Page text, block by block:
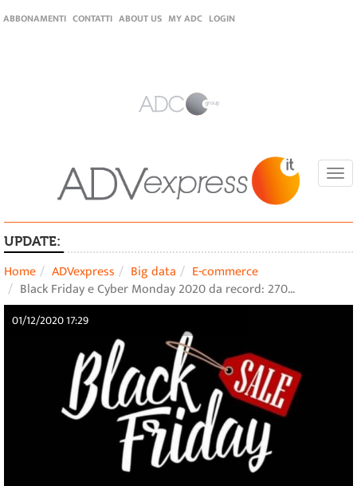
ABBONAMENTI CONTATTI ABOUT US MY ADC LOGIN
UPDATE:
Home ADVexpress Big data
E-commerce
Black Friday e Cyber Monday 2020 da record: 270…
01/12/2020 17:29